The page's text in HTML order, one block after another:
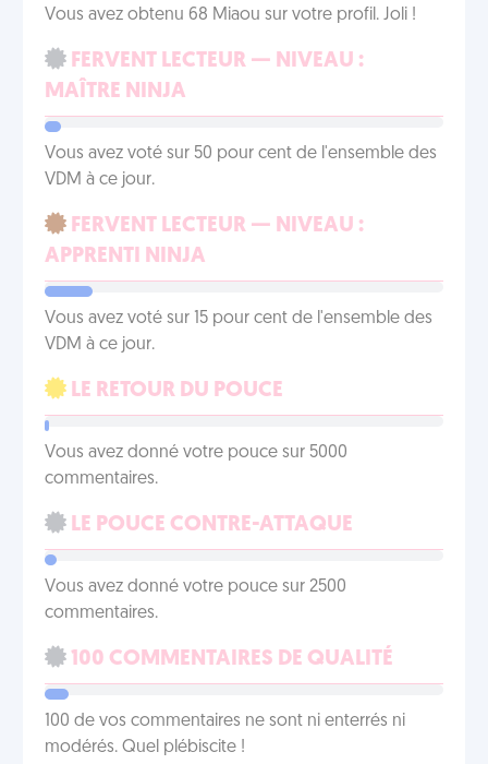
Vous avez obtenu 68 Miaou sur votre profil. Joli !
FERVENT LECTEUR — NIVEAU :
MAÎTRE NINJA
Vous avez voté sur 50 pour cent de l'ensemble des
VDM à ce jour.
FERVENT LECTEUR — NIVEAU :
APPRENTI NINJA
Vous avez voté sur 15 pour cent de l'ensemble des
VDM à ce jour.
LE RETOUR DU POUCE
Vous avez donné votre pouce sur 5000
commentaires.
LE POUCE CONTRE-ATTAQUE
Vous avez donné votre pouce sur 2500
commentaires.
100 COMMENTAIRES DE QUALITÉ
100 de vos commentaires ne sont ni enterrés ni
modérés. Quel plébiscite !